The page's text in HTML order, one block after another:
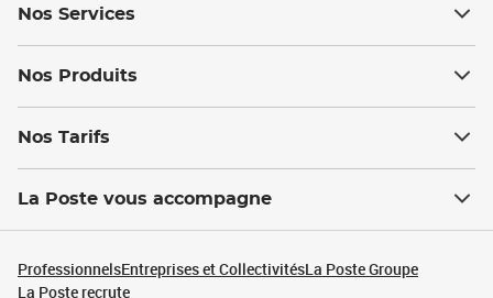
Nos Services
Nos Produits
Nos Tarifs
La Poste vous accompagne
ProfessionnelsEntreprises et CollectivitésLa Poste Groupe
La Poste recrute